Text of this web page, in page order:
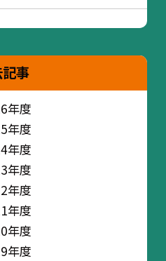
事
年度
年度
年度
年度
年度
年度
年度
年度